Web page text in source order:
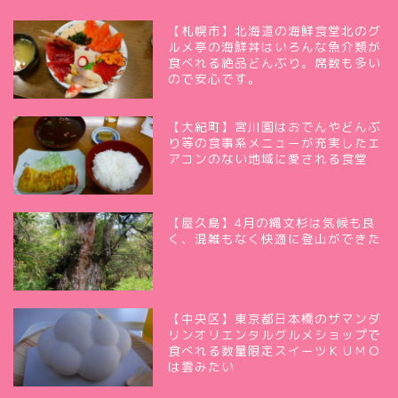
【札幌市】北海道の海鮮食堂北のグ
ルメ亭の海鮮丼はいろんな魚介類が
食べれる絶品どんぶり。席数も多い
ので安心です。
【大紀町】宮川園はおでんやどんぶ
り等の食事系メニューが充実したエ
アコンのない地域に愛される食堂
【屋久島】4月の縄文杉は気候も良
く、混雑もなく快適に登山ができた
【中央区】東京都日本橋のザマンダ
リンオリエンタルグルメショップで
食べれる数量限定スイーツＫＵＭＯ
は雲みたい